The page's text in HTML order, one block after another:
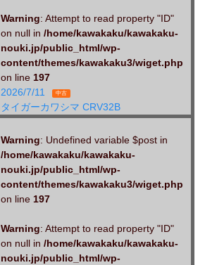
Warning: Attempt to read property "ID"
on null in /home/kawakaku/kawakaku-
nouki.jp/public_html/wp-
content/themes/kawakaku3/wiget.php
on line 197
2026/7/11
中古
タイガーカワシマ CRV32B
Warning: Undefined variable $post in
/home/kawakaku/kawakaku-
nouki.jp/public_html/wp-
content/themes/kawakaku3/wiget.php
on line 197
Warning: Attempt to read property "ID"
on null in /home/kawakaku/kawakaku-
nouki.jp/public_html/wp-